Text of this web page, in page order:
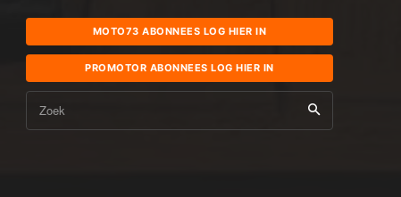
MOTO73 ABONNEES LOG HIER IN
PROMOTOR ABONNEES LOG HIER IN
Zoek